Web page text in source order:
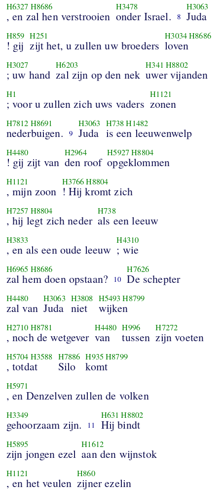
H6327 H8686
, en zal hen verstrooien
H3478
onder Israel. 8
H3063
Juda
H859
! gij
H251
zijt het, u zullen uw broeders
H3034H8686
loven
H3027
; uw hand
H6203
zal zijn op den nek
H341 H8802
uwer vijanden
H1
; voor u zullen zich uws vaders
H1121
zonen
H7812 H8691
nederbuigen. 9
H3063
Juda
H738 H1482
is een leeuwenwelp
H4480
! gij zijt van
H2964
den roof
H5927H8804
opgeklommen
H1121
, mijn zoon
H3766 H8804
! Hij kromt zich
H7257 H8804
, hij legt zich neder
H738
als een leeuw
H3833
, en als een oude leeuw
H4310
; wie
H6965 H8686
zal hem doen opstaan? 10
H7626
De schepter
H4480
zal van
H3063
Juda
H3808
niet
H5493 H8799
wijken
H2710 H8781
, noch de wetgever
H4480
van
H996
tussen
H7272
zijn voeten
H5704 H3588
, totdat
H7886
Silo
H935H8799
komt
H5971
, en Denzelven zullen de volken
H3349
gehoorzaam zijn. 11
H631 H8802
Hij bindt
H5895
zijn jongen ezel
H1612
aan den wijnstok
H1121
, en het veulen
H860
zijner ezelin